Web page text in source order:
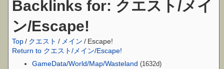
Backlinks for: クエスト/メイ
ン/Escape!
Top / クエスト / メイン / Escape!
Return to クエスト/メイン/Escape!
GameData/World/Map/Wasteland (1632d)